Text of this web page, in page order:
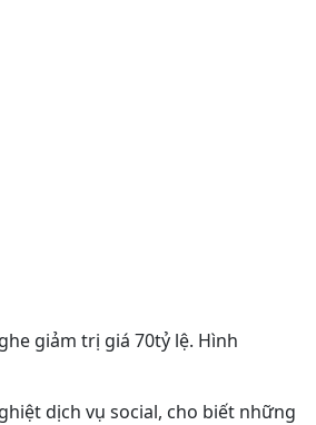
giảm trị giá 70tỷ lệ. Hình
dịch vụ social, cho biết những